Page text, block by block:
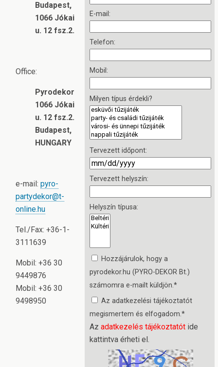
Budapest,
1066 Jókai
u. 12 fsz.2.
Office:
Pyrodekor
1066 Jókai
u. 12 fsz.2.
Budapest,
HUNGARY
e-mail: pyro-
partydekor@t-
online.hu
Tel./Fax: +36-1-
3111639
Mobil: +36 30
9449876
Mobil: +36 30
9498950
E-mail:
Telefon:
Mobil:
Milyen típus érdekli?
Tervezett időpont:
Tervezett helyszín:
Helyszín típusa:
Hozzájárulok, hogy a
pyrodekor.hu (PYRO-DEKOR Bt.)
számomra e-mailt küldjön.*
Az adatkezelési tájékoztatót
megismertem és elfogadom.*
Az adatkezelés tájékoztatót ide
kattintva érheti el.